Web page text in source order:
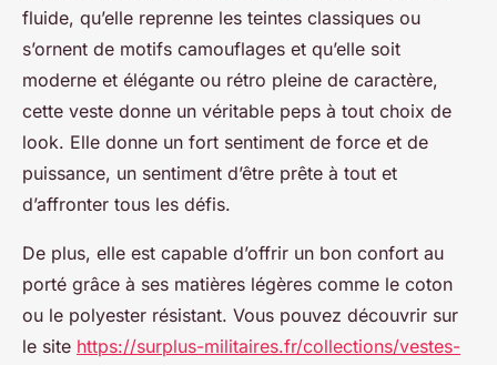
fluide, qu’elle reprenne les teintes classiques ou
s’ornent de motifs camouflages et qu’elle soit
moderne et élégante ou rétro pleine de caractère,
cette veste donne un véritable peps à tout choix de
look. Elle donne un fort sentiment de force et de
puissance, un sentiment d’être prête à tout et
d’affronter tous les défis.
De plus, elle est capable d’offrir un bon confort au
porté grâce à ses matières légères comme le coton
ou le polyester résistant. Vous pouvez découvrir sur
le site https://surplus-militaires.fr/collections/vestes-